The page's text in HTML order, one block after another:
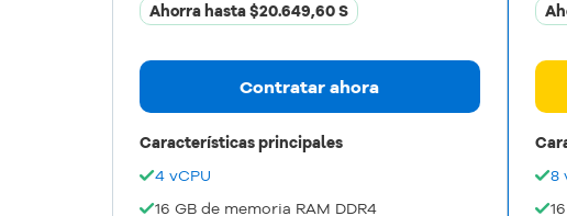
Ahorra hasta$20.649,60 S
Contratar ahora
Características principales
4 vCPU
16 GB de memoria RAM DDR4
8